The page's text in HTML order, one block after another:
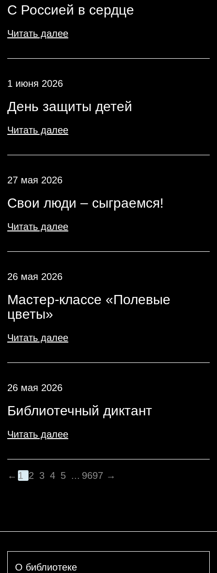
С Россией в сердце
Читать далее
1 июня 2026
День защиты детей
Читать далее
27 мая 2026
Свои люди – сыграемся!
Читать далее
26 мая 2026
Мастер-классе «Полевые
цветы»
Читать далее
26 мая 2026
Библиотечный диктант
Читать далее
← 1 2 3 4 5 ... 9697 →
О библиотеке